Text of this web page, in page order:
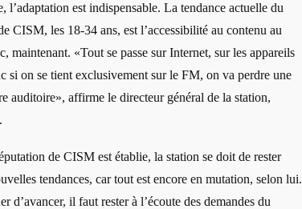
l’adaptation est indispensable. La tendance actuelle du
CISM, les 18-34 ans, est l’accessibilité au contenu au
maintenant. «Tout se passe sur Internet, sur les appareils
si on se tient exclusivement sur le FM, on va perdre une
auditoire», affirme le directeur général de la station,
de CISM est établie, la station se doit de rester
tendances, car tout est encore en mutation, selon lui.
d’avancer, il faut rester à l’écoute des demandes du